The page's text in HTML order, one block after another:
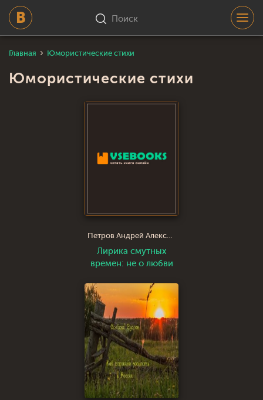
Поиск
Главная Юмористические стихи
Юмористические стихи
Петров Андрей Алексеевич
Лирика смутных
времен: не о любви